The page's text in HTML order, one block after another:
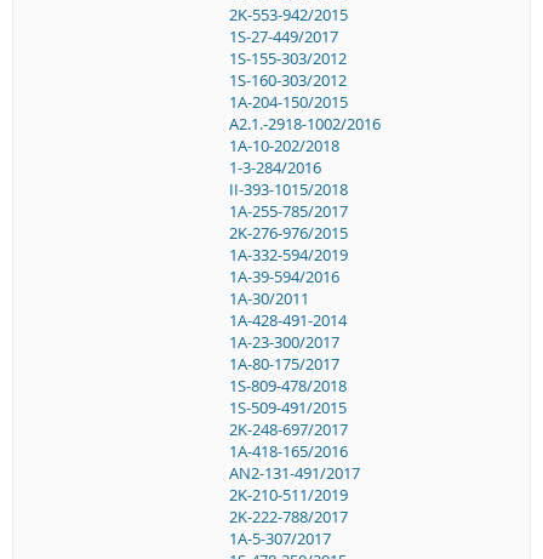
2K-553-942/2015
1S-27-449/2017
1S-155-303/2012
1S-160-303/2012
1A-204-150/2015
A2.1.-2918-1002/2016
1A-10-202/2018
1-3-284/2016
II-393-1015/2018
1A-255-785/2017
2K-276-976/2015
1A-332-594/2019
1A-39-594/2016
1A-30/2011
1A-428-491-2014
1A-23-300/2017
1A-80-175/2017
1S-809-478/2018
1S-509-491/2015
2K-248-697/2017
1A-418-165/2016
AN2-131-491/2017
2K-210-511/2019
2K-222-788/2017
1A-5-307/2017